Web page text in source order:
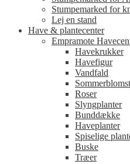
Stumpemarked for
Lej en stand
Have & plantecenter
Empramote
Havekrukker
Havefigur
Vandfald
Roser
Slyngplanter
Bunddække
Haveplanter
Spiselige
Buske
Træer